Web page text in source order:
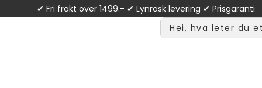
✔ Fri frakt over 1499.- ✔ Lynrask levering ✔ Prisgaranti